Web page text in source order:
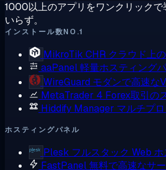
1000以上のアプリをワンクリック
いらず。
インストール数NO.1
MikroTik CHR クラウド上
aaPanel軽量ホスティング
WireGuard モダンで高速な
MetaTrader 4 Forex取引の
Hiddify Manager マルチプ
ホスティングパネル
Plesk フルスタック Web
FastPanel無料で高速なサ